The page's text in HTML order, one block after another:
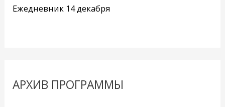
Ежедневник 14 декабря
АРХИВ ПРОГРАММЫ